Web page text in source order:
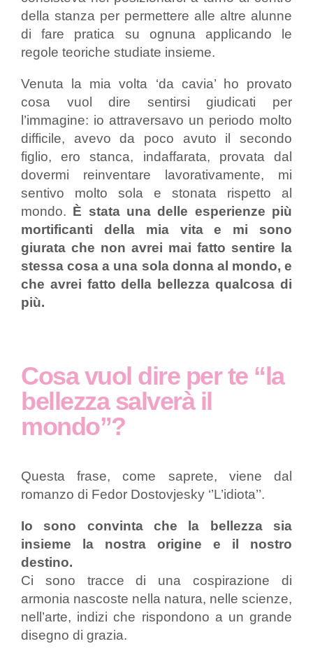
della stanza per permettere alle altre alunne
di fare pratica su ognuna applicando le
regole teoriche studiate insieme.
Venuta la mia volta ‘da cavia’ ho provato
cosa vuol dire sentirsi giudicati per
l’immagine: io attraversavo un periodo molto
difficile, avevo da poco avuto il secondo
figlio, ero stanca, indaffarata, provata dal
dovermi reinventare lavorativamente, mi
sentivo molto sola e stonata rispetto al
mondo. È stata una delle esperienze più
mortificanti della mia vita e mi sono
giurata che non avrei mai fatto sentire la
stessa cosa a una sola donna al mondo, e
che avrei fatto della bellezza qualcosa di
più.
Cosa vuol dire per te “la
bellezza salverà il
mondo”?
Questa frase, come saprete, viene dal
romanzo di Fedor Dostovjesky ‘’L’idiota’’.
Io sono convinta che la bellezza sia
insieme la nostra origine e il nostro
destino.
Ci sono tracce di una cospirazione di
armonia nascoste nella natura, nelle scienze,
nell’arte, indizi che rispondono a un grande
disegno di grazia.